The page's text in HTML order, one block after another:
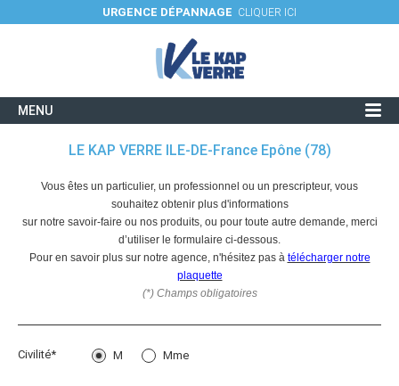
URGENCE DÉPANNAGE CLIQUER ICI
MENU
Actualités
LE KAP VERRE ILE-DE-France Epône (78)
Vous êtes un particulier, un professionnel ou un prescripteur, vous
souhaitez obtenir plus d'informations
sur notre savoir-faire ou nos produits, ou pour toute autre demande, merci
d’utiliser le formulaire ci-dessous.
Pour en savoir plus sur notre agence, n'hésitez pas à télécharger notre
plaquette
(*) Champs obligatoires
Civilité* M Mme